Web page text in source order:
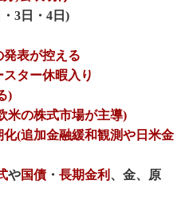
3日・4日)
表が控える
ター休暇入り
)
米の株式市場が主導)
(追加金融緩和観測や日米金
や国債・ 長期金利 、金、原